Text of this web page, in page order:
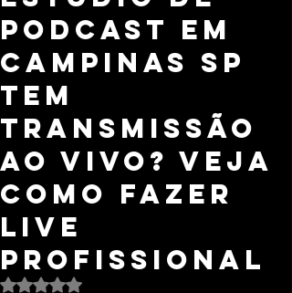
Podcast em
Campinas SP
Tem
Transmissão
Ao Vivo? Veja
Como Fazer
Live
Profissional
Avaliado com NaN de 5 estrelas.